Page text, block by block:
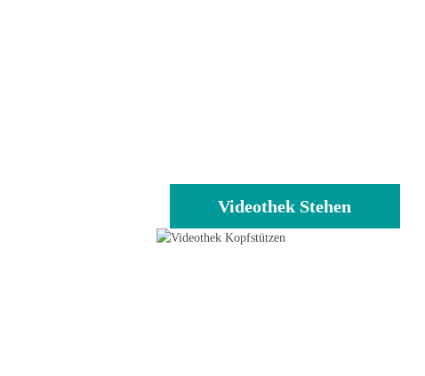
Videothek Stehen